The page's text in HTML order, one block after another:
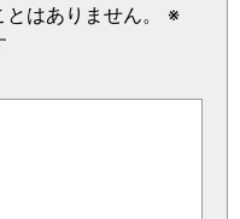
はありません。
※